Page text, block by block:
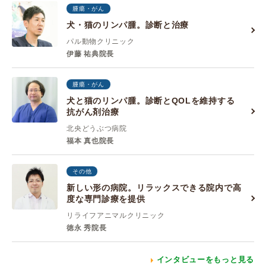
腫瘍・がん
犬・猫のリンパ腫。診断と治療
パル動物クリニック
伊藤 祐典院長
腫瘍・がん
犬と猫のリンパ腫。診断とQOLを維持する
抗がん剤治療
北央どうぶつ病院
福本 真也院長
その他
新しい形の病院。リラックスできる院内で高
度な専門診療を提供
リライフアニマルクリニック
徳永 秀院長
インタビューをもっと見る